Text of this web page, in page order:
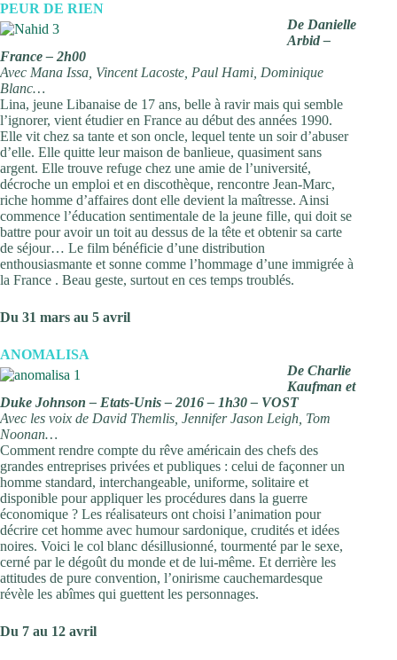
PEUR DE RIEN
De Danielle
Arbid –
France – 2h00
Avec Mana Issa, Vincent Lacoste, Paul Hami, Dominique
Blanc…
Lina, jeune Libanaise de 17 ans, belle à ravir mais qui semble
l’ignorer, vient étudier en France au début des années 1990.
Elle vit chez sa tante et son oncle, lequel tente un soir d’abuser
d’elle. Elle quitte leur maison de banlieue, quasiment sans
argent. Elle trouve refuge chez une amie de l’université,
décroche un emploi et en discothèque, rencontre Jean-Marc,
riche homme d’affaires dont elle devient la maîtresse. Ainsi
commence l’éducation sentimentale de la jeune fille, qui doit se
battre pour avoir un toit au dessus de la tête et obtenir sa carte
de séjour… Le film bénéficie d’une distribution
enthousiasmante et sonne comme l’hommage d’une immigrée à
la France . Beau geste, surtout en ces temps troublés.
Du 31 mars au 5 avril
ANOMALISA
De Charlie
Kaufman et
Duke Johnson – Etats-Unis – 2016 – 1h30 – VOST
Avec les voix de David Themlis, Jennifer Jason Leigh, Tom
Noonan…
Comment rendre compte du rêve américain des chefs des
grandes entreprises privées et publiques : celui de façonner un
homme standard, interchangeable, uniforme, solitaire et
disponible pour appliquer les procédures dans la guerre
économique ? Les réalisateurs ont choisi l’animation pour
décrire cet homme avec humour sardonique, crudités et idées
noires. Voici le col blanc désillusionné, tourmenté par le sexe,
cerné par le dégoût du monde et de lui-même. Et derrière les
attitudes de pure convention, l’onirisme cauchemardesque
révèle les abîmes qui guettent les personnages.
Du 7 au 12 avril